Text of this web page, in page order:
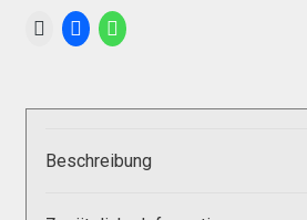
Sitzpolster und erhöhte Sitzpolster
Beschreibung